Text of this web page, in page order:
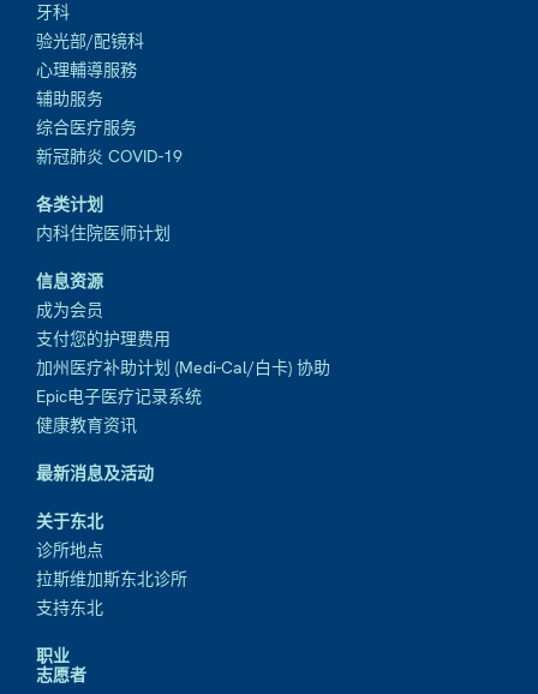
牙科
验光部/配镜科
心理輔導服務
辅助服务
综合医疗服务
新冠肺炎 COVID-19
各类计划
内科住院医师计划
信息资源
成为会员
支付您的护理费用
加州医疗补助计划 (Medi-Cal/白卡) 协助
Epic电子医疗记录系统
健康教育资讯
最新消息及活动
关于东北
诊所地点
拉斯维加斯东北诊所
支持东北
职业
志愿者